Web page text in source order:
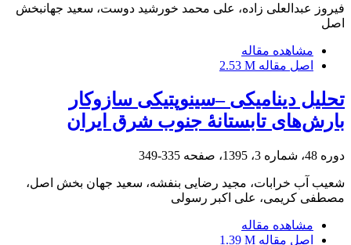
فیروز عبدالعلی زاده، علی محمد خورشید دوست، سعید جهانبخش
اصل
مشاهده مقاله
اصل مقاله 2.53 M
تحلیل دینامیکی –سینوپتیکی سازوکار
بارش‌های تابستانۀ جنوب شرق ایران
دوره 48، شماره 3، 1395، صفحه 335-349
شعیب آب خرابات، مجید رضایی بنفشه، سعید جهان بخش اصل،
مصطفی کریمی، علی اکبر رسولی
مشاهده مقاله
اصل مقاله 1.39 M